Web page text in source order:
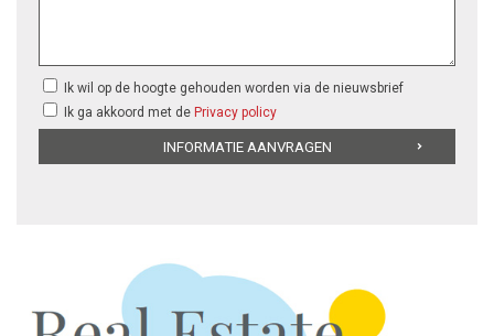
Ik wil op de hoogte gehouden worden via de nieuwsbrief
Ik ga akkoord met de Privacy policy